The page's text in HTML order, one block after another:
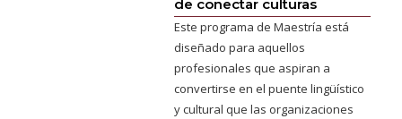
de conectar culturas
Este programa de Maestría está
diseñado para aquellos
profesionales que aspiran a
convertirse en el puente lingüístico
y cultural que las organizaciones